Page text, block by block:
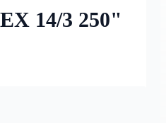
14/3 250"